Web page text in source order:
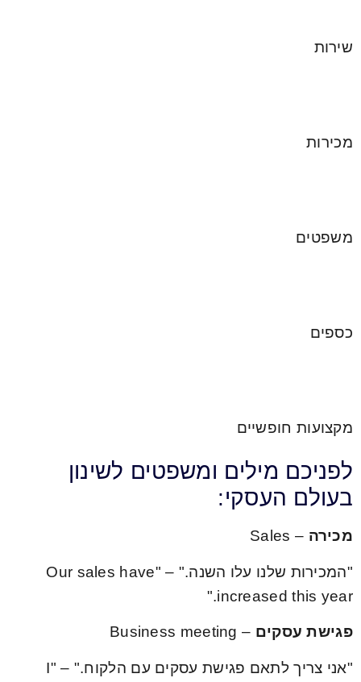
שירות
מכירות
משפטים
כספים
מקצועות חופשיים
לפניכם מילים ומשפטים לשינון
בעולם העסקי:
מכירה – Sales
"המכירות שלנו עלו השנה." – "Our sales have
increased this year."
פגישת עסקים – Business meeting
"אני צריך לתאם פגישת עסקים עם הלקוח." – "I